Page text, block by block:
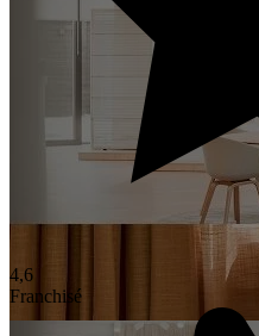
4,6
Franchisé